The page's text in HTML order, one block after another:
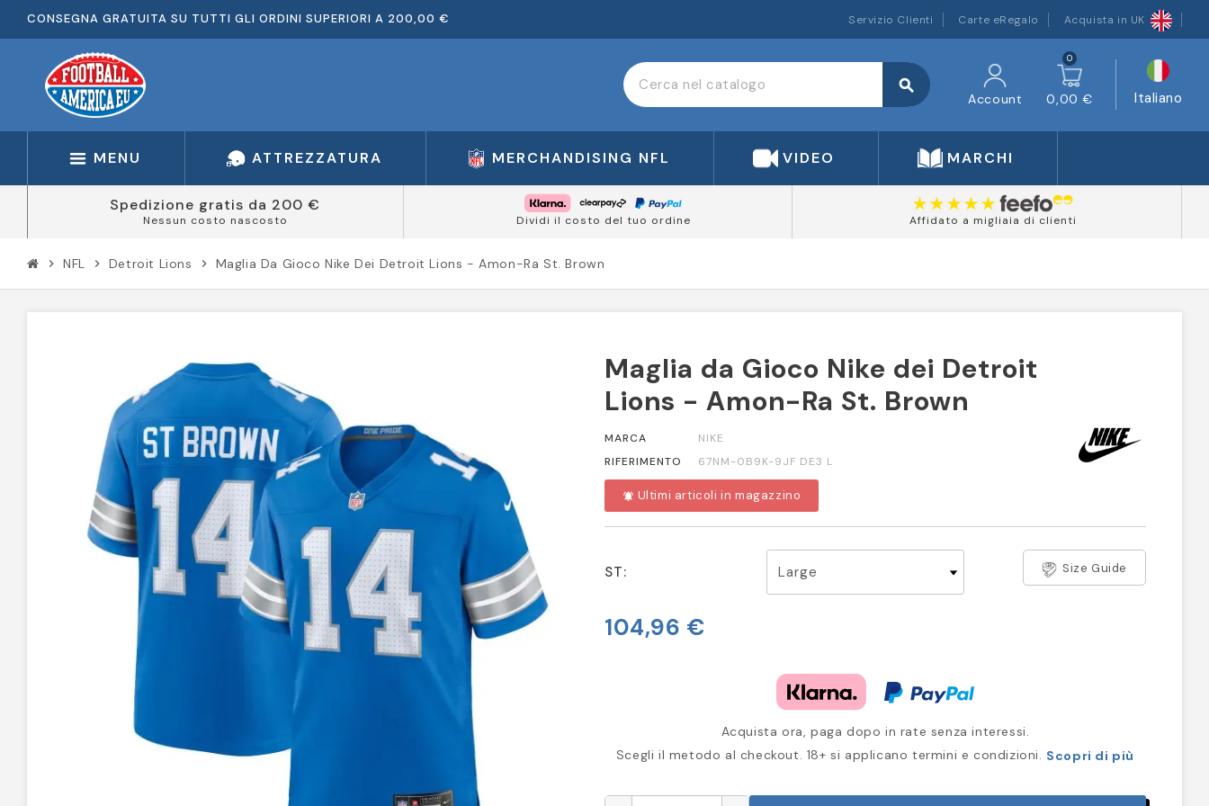
CONSEGNA GRATUITA SU TUTTI GLI ORDINI SUPERIORI A 200,00 € Servizio Clienti Carte eRegalo Acquista in UK
search
Account
0
0,00 € Italiano
MENU ATTREZZATURA MERCHANDISING NFL VIDEO MARCHI
Spedizione gratis da 200 €
Nessun costo nascosto Dividi il costo del tuo ordine Affidato a migliaia di clienti
chevron_right NFL chevron_right Detroit Lions chevron_right Maglia Da Gioco Nike Dei Detroit Lions - Amon-Ra St. Brown
Maglia da Gioco Nike dei Detroit
Lions - Amon-Ra St. Brown
MARCA
NIKE
RIFERIMENTO
67NM-0B9K-9JF DE3 L
notifications_active Ultimi articoli in magazzino
ST: Size Guide
104,96 €
Acquista ora, paga dopo in rate senza interessi.
Scegli il metodo al checkout. 18+ si applicano termini e condizioni. Scopri di più